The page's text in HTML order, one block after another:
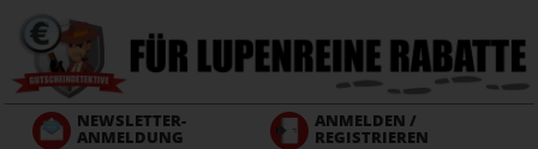
zum
Inhalt
NEWSLETTER-
ANMELDUNG
ANMELDEN /
REGISTRIEREN